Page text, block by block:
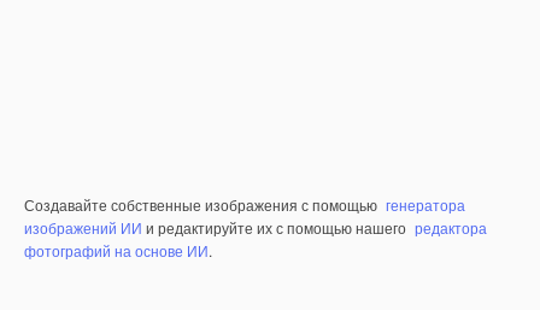
Создавайте собственные изображения с помощью генератора
изображений ИИ и редактируйте их с помощью нашего редактора
фотографий на основе ИИ.